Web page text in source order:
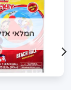
המלאי